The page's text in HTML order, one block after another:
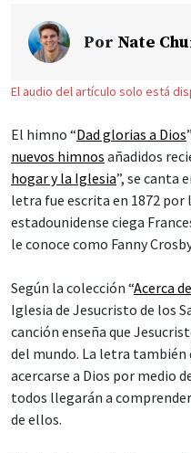
Por Nate
El audio del artículo solo está
El himno “Dad glorias a Dios
nuevos himnos añadidos
hogar y la Iglesia”, se canta
letra fue escrita en 1872
estadounidense ciega
le conoce como Fanny
Según la colección “Acerca
Iglesia de Jesucristo de los
canción enseña que
del mundo. La letra
acercarse a Dios por medio
todos llegarán a
de ellos.